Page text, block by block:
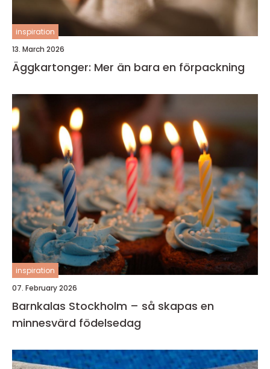
inspiration
13. March 2026
Äggkartonger: Mer än bara en förpackning
inspiration
07. February 2026
Barnkalas Stockholm – så skapas en
minnesvärd födelsedag